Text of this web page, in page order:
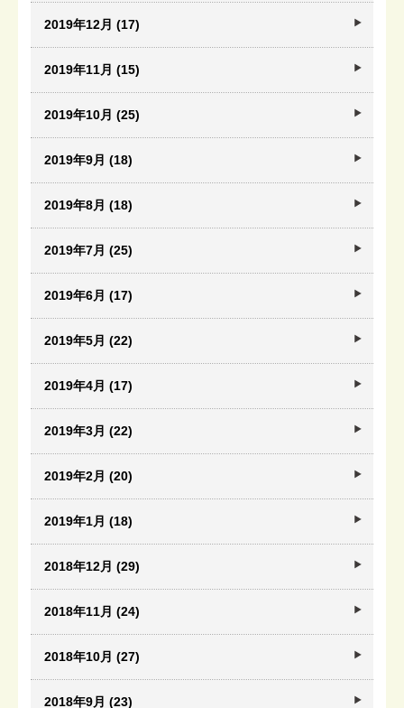
2019年12月 (17)
2019年11月 (15)
2019年10月 (25)
2019年9月 (18)
2019年8月 (18)
2019年7月 (25)
2019年6月 (17)
2019年5月 (22)
2019年4月 (17)
2019年3月 (22)
2019年2月 (20)
2019年1月 (18)
2018年12月 (29)
2018年11月 (24)
2018年10月 (27)
2018年9月 (23)